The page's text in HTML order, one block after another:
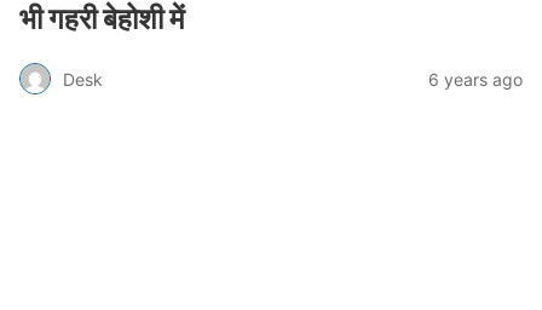
भी गहरी बेहोशी में
Desk 6 years ago